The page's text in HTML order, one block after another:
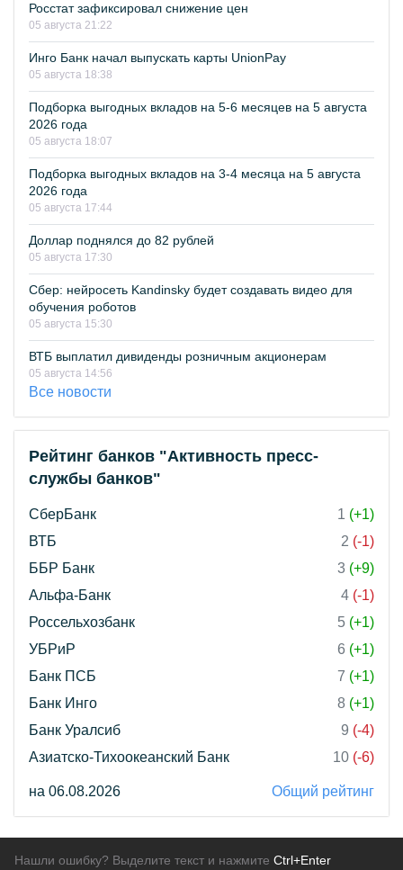
Росстат зафиксировал снижение цен
05 августа 21:22
Инго Банк начал выпускать карты UnionPay
05 августа 18:38
Подборка выгодных вкладов на 5-6 месяцев на 5 августа
2026 года
05 августа 18:07
Подборка выгодных вкладов на 3-4 месяца на 5 августа
2026 года
05 августа 17:44
Доллар поднялся до 82 рублей
05 августа 17:30
Сбер: нейросеть Kandinsky будет создавать видео для
обучения роботов
05 августа 15:30
ВТБ выплатил дивиденды розничным акционерам
05 августа 14:56
Все новости
Рейтинг банков "Активность пресс-
службы банков"
СберБанк 1 (+1)
ВТБ
2 (-1)
ББР Банк
3 (+9)
Альфа-Банк
4 (-1)
Россельхозбанк
5 (+1)
УБРиР
6 (+1)
Банк ПСБ
7 (+1)
Банк Инго
8 (+1)
Банк Уралсиб
9 (-4)
Азиатско-Тихоокеанский Банк
10 (-6)
на 06.08.2026 Общий рейтинг
Нашли ошибку? Выделите текст и нажмите Ctrl+Enter